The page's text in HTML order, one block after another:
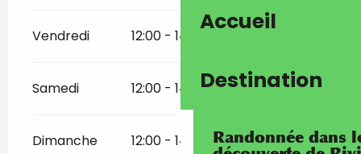
Accueil
Destination
Randonnée dans
Vendredi 12:00 - 14:30
Samedi 12:00 - 14:30 19:00 - 22:00
Dimanche 12:00 - 14:30 19:00 - 22:00